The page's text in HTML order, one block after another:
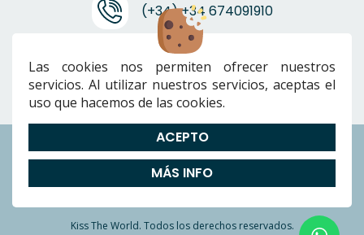
(+34) +34 674091910
info@ktwcanarias.com
Envíos|Devoluciones|Preguntas Frecuentes|Cookies|Aviso
Política de Privacidad|Términos y condiciones
Kiss The World. Todos los derechos reservados.
Las cookies nos permiten ofrecer nuestros
servicios. Al utilizar nuestros servicios, aceptas el
uso que hacemos de las cookies.
ACEPTO
MÁS INFO